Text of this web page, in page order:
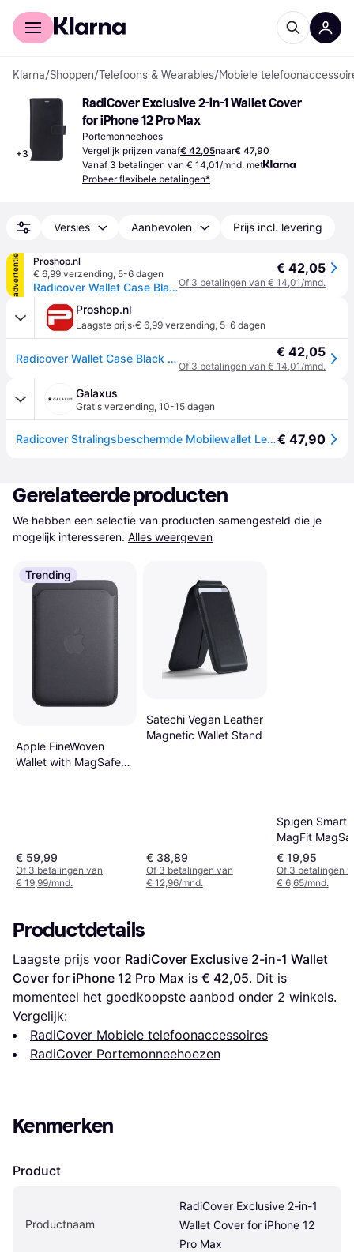
Voor shoppers
Klarna/Shoppen/Telefoons & Wearables/Mobiele
+3
RadiCover Exclusive 2-in-1 Wallet Cover
for iPhone 12 Pro Max
Portemonneehoes
Vergelijk prijzen vanaf€ 42,05naar€ 47,90
Vanaf 3 betalingen van € 14,01/mnd. met
Probeer flexibele betalingen*
Versies Aanbevolen Prijs incl. levering
advertentie
Proshop.nl
€ 6,99 verzending, 5-6 dagen
Radicover Wallet Case Black - iPhone 12 Pro Max
€ 42,05
Of 3 betalingen van € 14,01/mnd.
Proshop.nl
Laagste prijs·€ 6,99 verzending, 5-6 dagen
Radicover Wallet Case Black - iPhone 12 Pro Max € 42,05
Of 3 betalingen van € 14,01/mnd.
Galaxus
Gratis verzending, 10-15 dagen
Radicover Stralingsbeschermde Mobilewallet Leren iPhone 12 PRO Max Exclusieve 2in1 Magnetische Hoes- Zwart (Apple iPhone 12 Pro Max), Smartphonehoes, Zwart€ 47,90
Gerelateerde producten
We hebben een selectie van producten samengesteld die je
mogelijk interesseren. Alles weergeven
Trending
Apple FineWoven
Wallet with MagSafe
€ 59,99
Of 3 betalingen van
€ 19,99/mnd.
Satechi Vegan Leather
Magnetic Wallet Stand
€ 38,89
Of 3 betalingen van
€ 12,96/mnd.
Spigen Smart
MagFit
Holder
€ 19,95
Of 3 betalingen
€ 6,65/mnd.
Productdetails
Laagste prijs voor RadiCover Exclusive 2-in-1 Wallet
Cover for iPhone 12 Pro Max is € 42,05. Dit is
momenteel het goedkoopste aanbod onder 2 winkels.
Vergelijk:
RadiCover Mobiele telefoonaccessoires
RadiCover Portemonneehoezen
Kenmerken
Product
Productnaam
RadiCover Exclusive 2-in-1
Wallet Cover for iPhone 12
Pro Max